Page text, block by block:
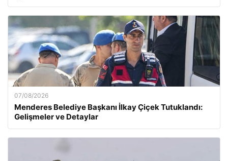
07/08/2026
Menderes Belediye Başkanı İlkay Çiçek Tutuklandı:
Gelişmeler ve Detaylar